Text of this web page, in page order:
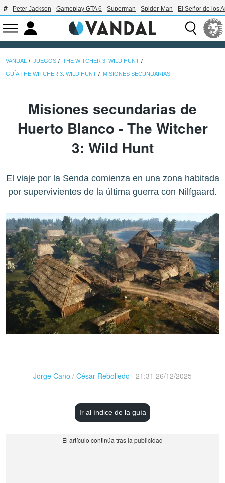
Peter Jackson Gameplay GTA 6 Superman Spider-Man El Señor de los
VANDAL JUEGOS THE WITCHER 3: WILD HUNT
GUÍA THE WITCHER 3: WILD HUNT MISIONES SECUNDARIAS
Misiones secundarias de
Huerto Blanco - The Witcher
3: Wild Hunt
El viaje por la Senda comienza en una zona habitada
por supervivientes de la última guerra con Nilfgaard.
Jorge Cano / César Rebolledo · 21:31 26/12/2025
Ir al índice de la guía